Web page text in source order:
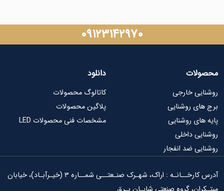
۰۹۱۲۳۱۴۲۹۷۰
محصولات
روشنایی خارجی
برج های روشنایی
پایه های روشنایی
روشنایی داخلی
روشنایی ضد انفجار
دانلود
کاتالوگ محصولات
پلاگین محصولات
مشخصات فنی محصولات LED
آدرس کارخــانـه : اراک، شهـرک صنـعتــی شمــاره ۳ (خیـرآبـاد)، خیابان